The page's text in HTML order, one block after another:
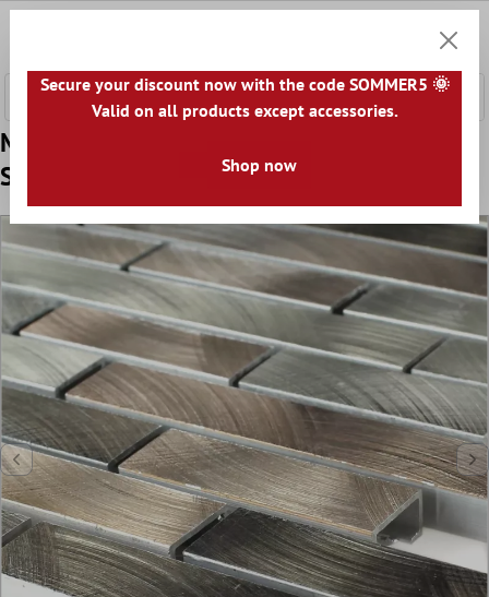
Muster Aluminium Metall Mosaikfliesen
Sahara Braun Mix
Secure your discount now with the code SOMMER5 🌞
Valid on all products except accessories.
Shop now